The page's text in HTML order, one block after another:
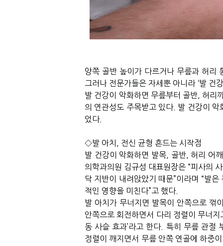
양쪽 골반 높이가 다르거나 무릎과 허리
그러나 전문가들은 자세뿐 아니라‘발 건
발 건강이 악화하면 무릎부터 골반 ,허리
의 연관성도 주목받고 있다.
발 건강이 악
었다.
◇발 아치
전신 균형 흔드는 시작점
발 건강이 악화하면 발목 골반,허리
어깨
의학과의원 김규성 대표원장은 “피사의
닥 지반이 내려앉았기 때문”이라며 “발은
적인 영향을 미친다” 고 했다.
발 아치가 무너지면 발목이 안쪽으로 꺾
안쪽으로 회전하면서 다리 정렬이 무너지
동 사슬 효과’라고 한다. 특히 무릎 관절
정렬이 깨지면서 무릎 안쪽 연골에 하중